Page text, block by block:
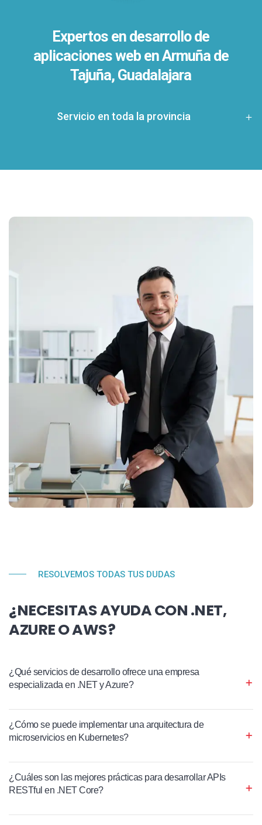
Expertos en desarrollo de
aplicaciones web en Armuña de
Tajuña, Guadalajara
Servicio en toda la provincia
RESOLVEMOS TODAS TUS DUDAS
¿NECESITAS AYUDA CON .NET,
AZURE O AWS?
¿Qué servicios de desarrollo ofrece una empresa
especializada en .NET y Azure?
¿Cómo se puede implementar una arquitectura de
microservicios en Kubernetes?
¿Cuáles son las mejores prácticas para desarrollar APIs
RESTful en .NET Core?